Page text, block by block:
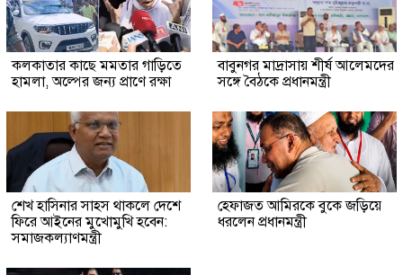
কলকাতার কাছে মমতার গাড়িতে
হামলা, অল্পের জন্য প্রাণে রক্ষা
বাবুনগর মাদ্রাসায় শীর্ষ আলেমদের
সঙ্গে বৈঠকে প্রধানমন্ত্রী
শেখ হাসিনার সাহস থাকলে দেশে
ফিরে আইনের মুখোমুখি হবেন:
সমাজকল্যাণমন্ত্রী
হেফাজত আমিরকে বুকে জড়িয়ে
ধরলেন প্রধানমন্ত্রী